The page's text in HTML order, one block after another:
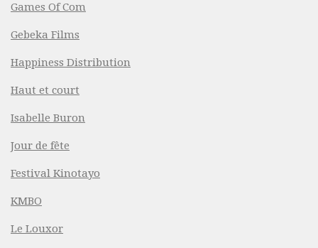
Games Of Com
Gebeka Films
Happiness Distribution
Haut et court
Isabelle Buron
Jour de fête
Festival Kinotayo
KMBO
Le Louxor